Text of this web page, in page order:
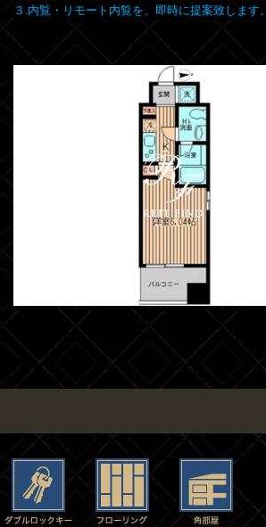
３.内覧・リモート内覧を、即時に提案致します。